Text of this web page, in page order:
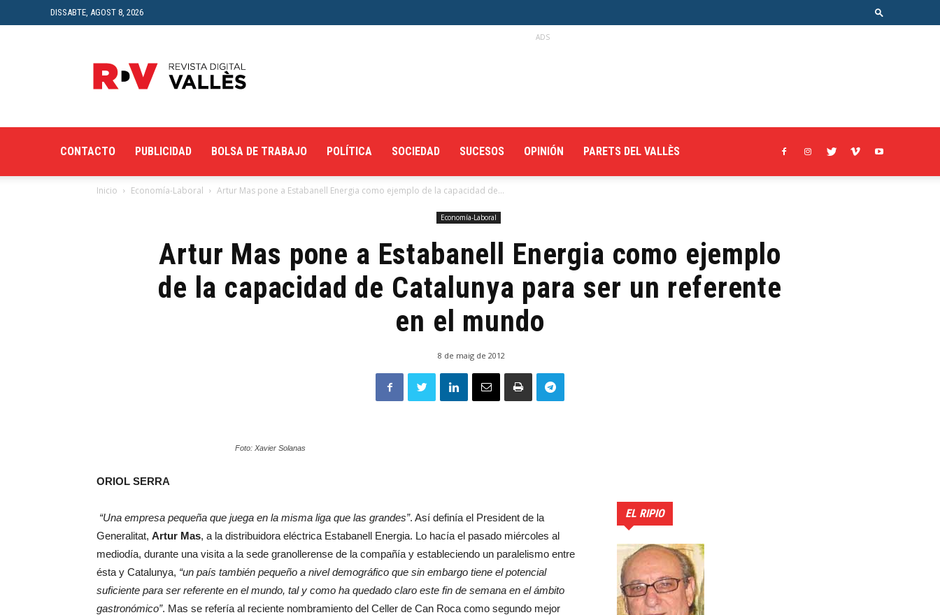
DISSABTE, AGOST 8, 2026
Digital
del
ADS
CONTACTO PUBLICIDAD BOLSA DE TRABAJO POLÍTICA SOCIEDAD SUCESOS OPINIÓN PARETS DEL VALLÈS
Inicio Economía-Laboral Artur Mas pone a Estabanell Energia como ejemplo de la capacidad de...
Economía-Laboral
Artur Mas pone a Estabanell Energia como ejemplo
de la capacidad de Catalunya para ser un referente
en el mundo
8 de maig de 2012
Foto: Xavier Solanas
ORIOL SERRA
“Una empresa pequeña que juega en la misma liga que las grandes”. Así definía el President de la
Generalitat, Artur Mas, a la distribuidora eléctrica Estabanell Energia. Lo hacía el pasado miércoles al
mediodía, durante una visita a la sede granollerense de la compañía y estableciendo un paralelismo entre
ésta y Catalunya, “un país también pequeño a nivel demográfico que sin embargo tiene el potencial
suficiente para ser referente en el mundo, tal y como ha quedado claro este fin de semana en el ámbito
gastronómico”. Mas se refería al reciente nombramiento del Celler de Can Roca como segundo mejor
EL RIPIO